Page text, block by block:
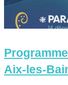
Aix-les-